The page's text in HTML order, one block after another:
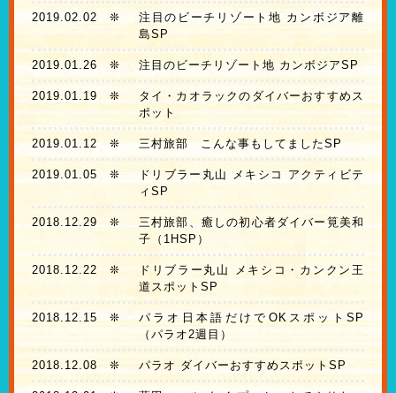
2019.02.02 ❊
注目のビーチリゾート地 カンボジア離
島SP
2019.01.26❊ 注目のビーチリゾート地 カンボジアSP
2019.01.19 ❊
タイ・カオラックのダイバーおすすめス
ポット
2019.01.12❊ 三村旅部 こんな事もしてましたSP
2019.01.05 ❊
ドリブラー丸山 メキシコ アクティビテ
ィSP
2018.12.29 ❊
三村旅部、癒しの初心者ダイバー筧美和
子（1HSP）
2018.12.22 ❊
ドリブラー丸山 メキシコ・カンクン王
道スポットSP
2018.12.15❊
パラオ日本語だけでOKスポットSP
（パラオ2週目）
2018.12.08 ❊ パラオ ダイバーおすすめスポットSP